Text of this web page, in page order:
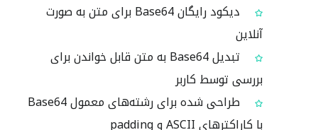
دیکود رایگان Base64 برای متن به صورت
آنلاین
تبدیل Base64 به متن قابل خواندن برای
بررسی توسط کاربر
طراحی شده برای رشته‌های معمول Base64
با کاراکترهای ASCII و padding